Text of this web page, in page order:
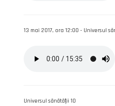
13 mai 2017, ora 12:00 - Universul
Universul sănătății 10